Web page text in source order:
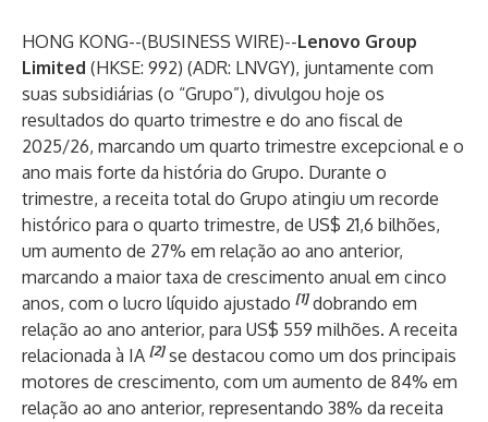
HONG KONG--(BUSINESS WIRE)--Lenovo Group
Limited (HKSE: 992) (ADR: LNVGY), juntamente com
suas subsidiárias (o “Grupo”), divulgou hoje os
resultados do quarto trimestre e do ano fiscal de
2025/26, marcando um quarto trimestre excepcional e o
ano mais forte da história do Grupo. Durante o
trimestre, a receita total do Grupo atingiu um recorde
histórico para o quarto trimestre, de US$ 21,6 bilhões,
um aumento de 27% em relação ao ano anterior,
marcando a maior taxa de crescimento anual em cinco
anos, com o lucro líquido ajustado [1] dobrando em
relação ao ano anterior, para US$ 559 milhões. A receita
relacionada à IA [2] se destacou como um dos principais
motores de crescimento, com um aumento de 84% em
relação ao ano anterior, representando 38% da receita